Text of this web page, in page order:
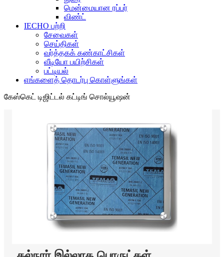
மென்மையான ரப்பர்
விண்ட்
IECHO பற்றி
சேவைகள்
செய்திகள்
வர்த்தகக் கண்காட்சிகள்
வீடியோ பயிற்சிகள்
பட்டியல்
எங்களைத் தொடர்பு கொள்ளுங்கள்
கேஸ்கெட் டிஜிட்டல் கட்டிங் சொல்யூஷன்